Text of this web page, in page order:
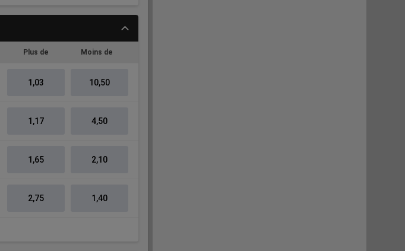
Plus de Moins de
1,03 10,50
1,17 4,50
1,65 2,10
2,75 1,40